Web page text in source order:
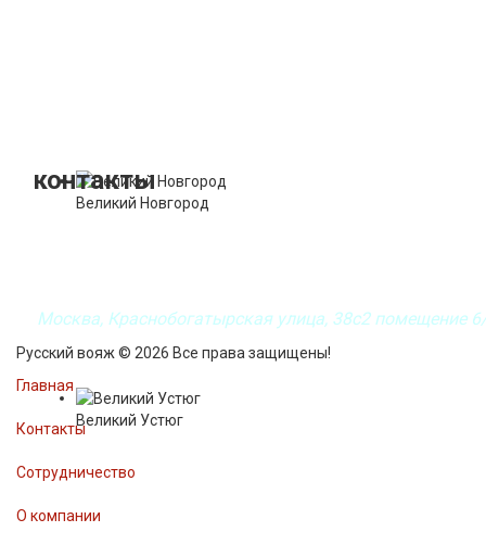
Великий Новгород
Великий Устюг
контакты
Москва, Краснобогатырская улица, 38с2помещение
Русский вояж © 2026 Все права защищены!
Главная
Контакты
Сотрудничество
О компании